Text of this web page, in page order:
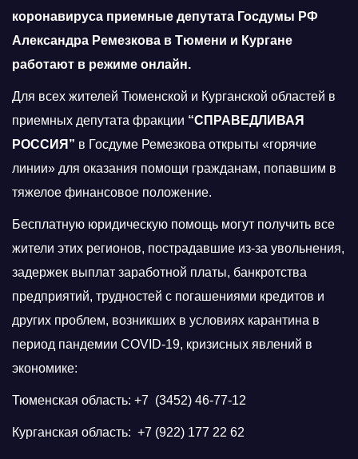
коронавируса приемные депутата Госдумы РФ
Александра Ремезкова в Тюмени и Кургане
работают в режиме онлайн.
Для всех жителей Тюменской и Курганской областей в
приемных депутата фракции “СПРАВЕДЛИВАЯ
РОССИЯ” в Госдуме Ремезкова открыты «горячие
линии» для оказания помощи гражданам, попавшим в
тяжелое финансовое положение.
Бесплатную юридическую помощь могут получить все
жители этих регионов, пострадавшие из-за увольнения,
задержек выплат заработной платы, банкротства
предприятий, трудностей с погашениями кредитов и
других проблем, возникших в условиях карантина в
период пандемии COVID-19, кризисных явлений в
экономике:
Тюменская область: +7 (3452) 46-77-12
Курганская область: +7 (922) 177 22 62